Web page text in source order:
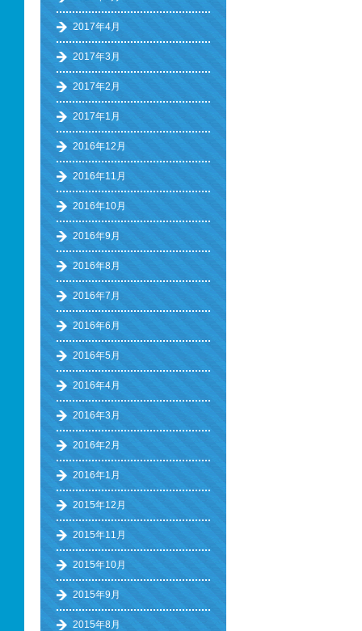
2017年4月
2017年3月
2017年2月
2017年1月
2016年12月
2016年11月
2016年10月
2016年9月
2016年8月
2016年7月
2016年6月
2016年5月
2016年4月
2016年3月
2016年2月
2016年1月
2015年12月
2015年11月
2015年10月
2015年9月
2015年8月